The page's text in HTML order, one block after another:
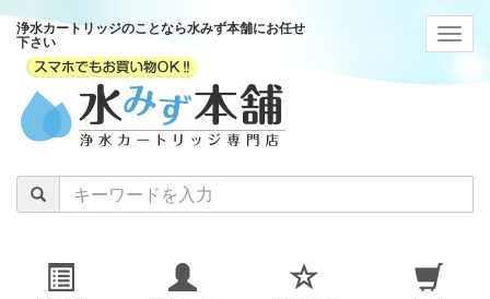
浄水カートリッジのことなら水みず本舗にお任せ
下さい